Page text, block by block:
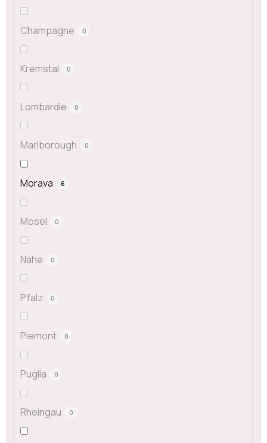
Champagne 0
Kremstal 0
Lombardie 0
Marlborough 0
Morava 6
Mosel 0
Nahe 0
Pfalz 0
Piemont 0
Puglia 0
Rheingau 0